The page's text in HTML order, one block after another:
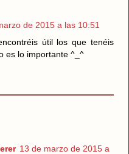
de 2015 a las 10:51
útil los que tenéis
es lo importante ^_^
13 de marzo de 2015 a